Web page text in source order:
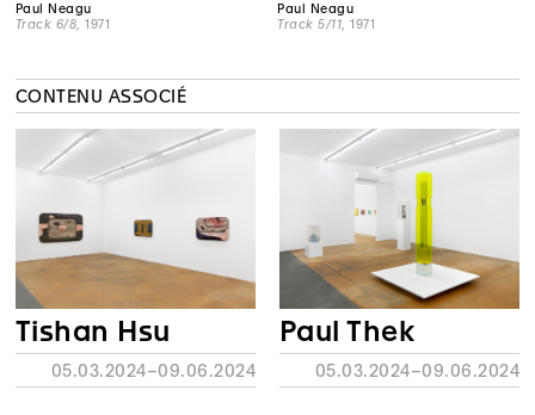
Paul Neagu
Track 6/8 , 1971
Paul Neagu
Track 5/11 , 1971
CONTENU ASSOCIÉ
Tishan Hsu
05.03.2024–09.06.2024
Paul Thek
05.03.2024–09.06.2024